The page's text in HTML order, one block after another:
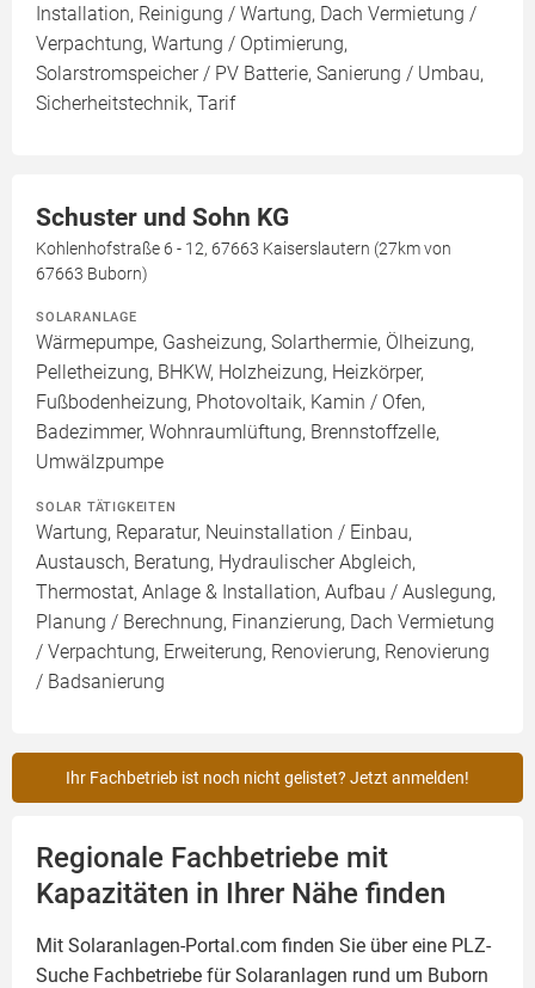
Installation, Reinigung / Wartung, Dach Vermietung /
Verpachtung, Wartung / Optimierung,
Solarstromspeicher / PV Batterie, Sanierung / Umbau,
Sicherheitstechnik, Tarif
Schuster und Sohn KG
Kohlenhofstraße 6 - 12, 67663 Kaiserslautern (27km von
67663 Buborn)
SOLARANLAGE
Wärmepumpe, Gasheizung, Solarthermie, Ölheizung,
Pelletheizung, BHKW, Holzheizung, Heizkörper,
Fußbodenheizung, Photovoltaik, Kamin / Ofen,
Badezimmer, Wohnraumlüftung, Brennstoffzelle,
Umwälzpumpe
SOLAR TÄTIGKEITEN
Wartung, Reparatur, Neuinstallation / Einbau,
Austausch, Beratung, Hydraulischer Abgleich,
Thermostat, Anlage & Installation, Aufbau / Auslegung,
Planung / Berechnung, Finanzierung, Dach Vermietung
/ Verpachtung, Erweiterung, Renovierung, Renovierung
/ Badsanierung
Ihr Fachbetrieb ist noch nicht gelistet? Jetzt anmelden!
Regionale Fachbetriebe mit
Kapazitäten in Ihrer Nähe finden
Mit Solaranlagen-Portal.com finden Sie über eine PLZ-
Suche Fachbetriebe fürSolaranlagen rund um Buborn